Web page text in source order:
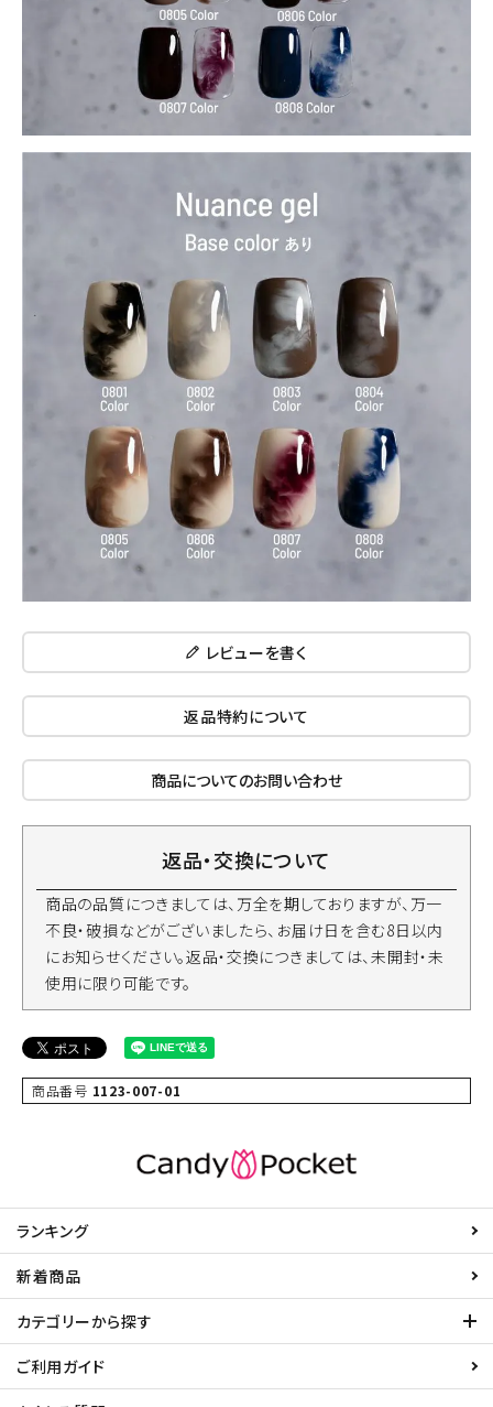
レビューを書く
返品特約について
商品についてのお問い合わせ
返品・交換について
商品の品質につきましては、万全を期しておりますが、万一
不良・破損などがございましたら、お届け日を含む8日以内
にお知らせください。返品・交換につきましては、未開封・未
使用に限り可能です。
商品番号 1123-007-01
ランキング
新着商品
カテゴリーから探す
ご利用ガイド